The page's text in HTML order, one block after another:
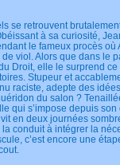
se retrouvent
à sa curiosité,
le fameux procès où
viol. Alors que dans le
Droit, elle le surprend
Stupeur et
raciste, adepte des
du salon ?
qui s’impose depuis son
en deux journées
conduit à intégrer la
c’est encore une